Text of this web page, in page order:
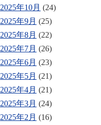
2025年10月 (24)
2025年9月 (25)
2025年8月 (22)
2025年7月 (26)
2025年6月 (23)
2025年5月 (21)
2025年4月 (21)
2025年3月 (24)
2025年2月 (16)